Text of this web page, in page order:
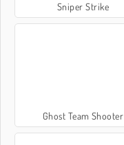
Sniper Strike
Ghost Team Shooter